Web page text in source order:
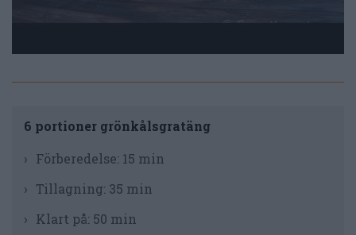
6 portioner grönkålsgratäng
Förberedelse: 15 min
Tillagning: 35 min
Klart på: 50 min